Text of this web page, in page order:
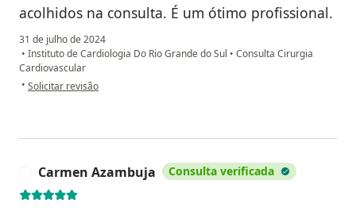
acolhidos na consulta. É um ótimo profissional.
31 de julho de 2024
• Instituto de Cardiologia Do Rio Grande do Sul • Consulta Cirurgia
Cardiovascular
• na opinião do utilizador Joana Ecco
Solicitar revisão
Carmen Azambuja Consulta verificada